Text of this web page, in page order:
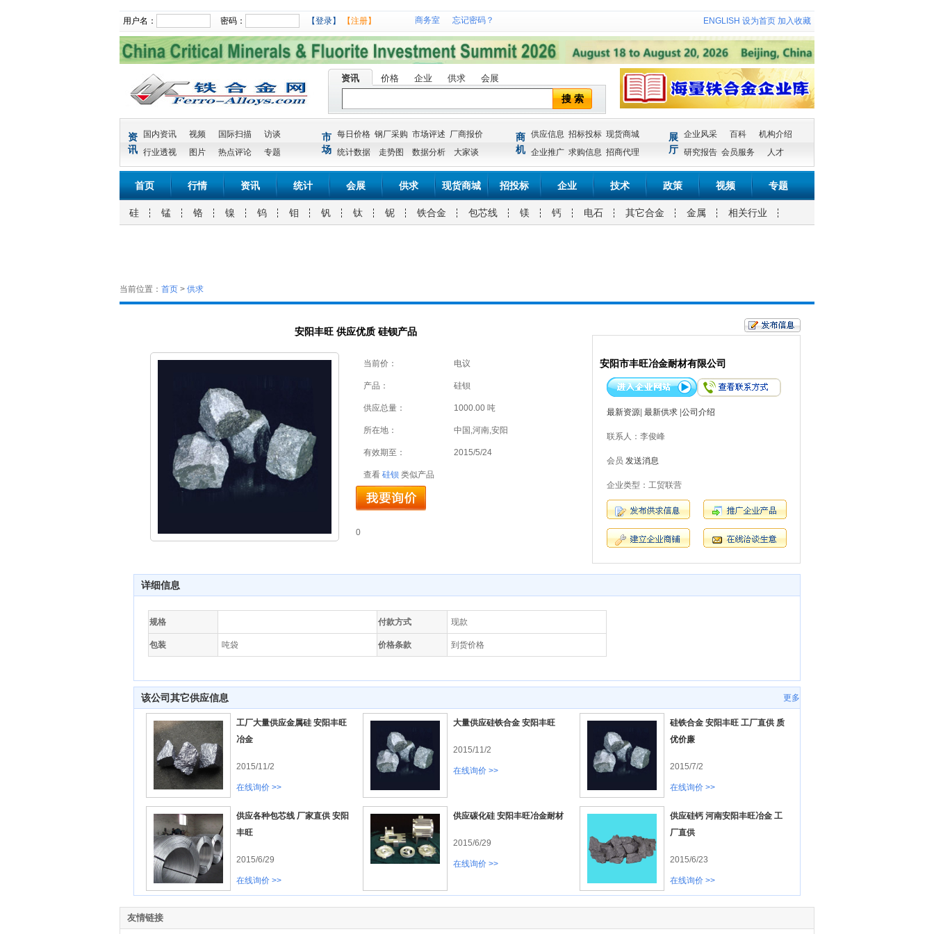
用户名： 密码： 【登录】 【注册】 商务室 忘记密码？ ENGLISH 设为首页 加入收藏
资讯 价格 企业 供求 会展
搜 索
资
讯
国内资讯 视频 国际扫描
访谈
行业透视
图片 热点评论 专题
市
场
每日价格 钢厂采购 市场评述 厂商报价
统计数据
走势图 数据分析 大家谈
商
机
供应信息 招标投标 现货商城
企业推广 求购信息 招商代理
展
厅
企业风采 百科
机构介绍
研究报告 会员服务 人才
首页 行情 资讯 统计 会展 供求 现货商城 招投标 企业 技术 政策 视频 专题
硅 锰 铬 镍 钨 钼 钒 钛 铌 铁合金 包芯线 镁 钙 电石 其它合金 金属 相关行业
当前位置： 首页 > 供求
安阳丰旺 供应优质 硅钡产品
当前价： 电议
产品： 硅钡
供应总量： 1000.00 吨
所在地： 中国,河南,安阳
有效期至： 2015/5/24
查看 硅钡 类似产品
0
安阳市丰旺冶金耐材有限公司
最新资源 最新供求 公司介绍
联系人：李俊峰
会员 发送消息
企业类型：工贸联营
详细信息
规格 付款方式 现款
包装 吨袋 价格条款 到货价格
该公司其它供应信息 更多
工厂大量供应金属硅 安阳丰旺
冶金
2015/11/2
在线询价 >>
大量供应硅铁合金 安阳丰旺
2015/11/2
在线询价 >>
硅铁合金 安阳丰旺 工厂直供 质
优价廉
2015/7/2
在线询价 >>
供应各种包芯线 厂家直供 安阳
丰旺
2015/6/29
在线询价 >>
供应碳化硅 安阳丰旺冶金耐材
2015/6/29
在线询价 >>
供应硅钙 河南安阳丰旺冶金 工
厂直供
2015/6/23
在线询价 >>
友情链接